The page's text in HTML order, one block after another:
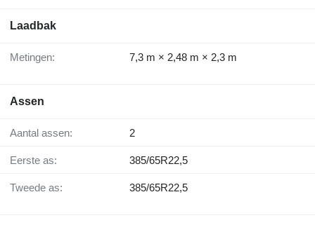
Laadbak
Metingen: 7,3 m × 2,48 m × 2,3 m
Assen
Aantal assen: 2
Eerste as: 385/65R22,5
Tweede as: 385/65R22,5